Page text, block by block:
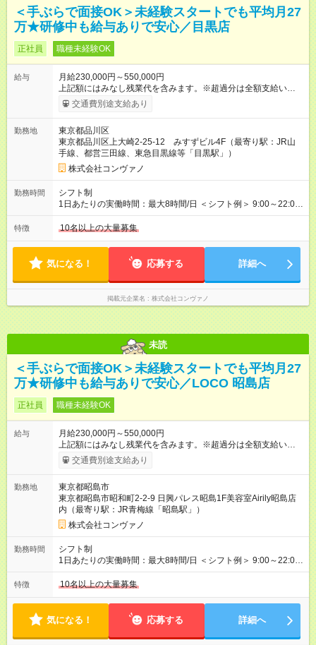
＜手ぶらで面接OK＞未経験スタートでも平均月27
万★研修中も給与ありで安心／目黒店
正社員 職種未経験OK
給与
月給230,000円～550,000円
上記額にはみなし残業代を含みます。※超過分は全額支給いたし
ます。 みなし残業代 8,940円／月 みなし残業時間 5.5時間／月
上記には、月5.5時間分のみなし残業代(8，940円)を含む。超過
円～ （期間中は契約社員） ※社内基準を満たした場合は、その
後正規登用可 【年収例】 ◆エリアマネージャー 月給25万円＋役
職手当3万円＋インセン14万5，781円＝42万5，781円 ◆店長
月給 25万円＋役職手当1万円＋インセン8万2，547円＝34万2，
547円 ◆社員(役職なし) 月給23万円＋インセン1万4701円＝24
万4，701円 ＜別途支給手当＞ ・インセンティブ：月10万円以
上も可能！ ・賞与：年2回(6月/12月)※業績による ・交通費：月
たり) ・回数：随時 ・反映時期：次月の給与から ・評価手法：
社内評価に基づく ※あなたの頑張りをしっかり評価します！で
きることが増えるほどお給料に反映される環境です。 【試用期
間】試用期間あり 試用期間の長さ：6ヶ月 ※ 雇用形態と給与
に、本採用時と異なる部分があります。 雇用形態：中途採用
（契約社員） 給与：月給 220,000円以上 上記額にはみなし残業
代 8,552円／月 みなし残業時間 5.5時間／月
交通費別途支給あり
勤務地
東京都品川区
東京都品川区上大崎2-25-12 みすずビル4F（最寄り駅：JR山
手線、都営三田線、東急目黒線等「目黒駅」）
株式会社コンヴァノ
勤務時間
シフト制
1日あたりの実働時間：最大8時間/日 ＜シフト例＞ 9:00～22:00
でのシフト制（実働8時間／休憩60分） ※残業時間は月平均で
10時間程度 ※営業時間は【平日】11：00～22：00、【土日祝】
ます。
特徴 10名以上の大量募集
気になる！ 応募する 詳細へ
掲載元企業名 株式会社コンヴァノ
未読
＜手ぶらで面接OK＞未経験スタートでも平均月27
万★研修中も給与ありで安心／LOCO 昭島店
正社員 職種未経験OK
給与
月給230,000円～550,000円
上記額にはみなし残業代を含みます。※超過分は全額支給いたし
ます。 みなし残業代 8,940円／月 みなし残業時間 5.5時間／月
上記には、月5.5時間分のみなし残業代(8，940円)を含む。超過
円～ （期間中は契約社員） ※社内基準を満たした場合は、その
後正規登用可 【年収例】 ◆エリアマネージャー 月給25万円＋役
職手当3万円＋インセン14万5，781円＝42万5，781円 ◆店長
月給 25万円＋役職手当1万円＋インセン8万2，547円＝34万2，
547円 ◆社員(役職なし) 月給23万円＋インセン1万4701円＝24
万4，701円 ＜別途支給手当＞ ・インセンティブ：月10万円以
上も可能！ ・賞与：年2回(6月/12月)※業績による ・交通費：月
たり) ・回数：随時 ・反映時期：次月の給与から ・評価手法：
社内評価に基づく ※あなたの頑張りをしっかり評価します！で
きることが増えるほどお給料に反映される環境です。 【試用期
間】試用期間あり 試用期間の長さ：6ヶ月 ※ 雇用形態と給与
に、本採用時と異なる部分があります。 雇用形態：中途採用
（契約社員） 給与：月給 220,000円以上 上記額にはみなし残業
交通費別途支給あり
勤務地
東京都昭島市
東京都昭島市昭和町2-2-9 日興パレス昭島1F美容室Airily昭島店
内（最寄り駅：JR青梅線「昭島駅」）
株式会社コンヴァノ
勤務時間
シフト制
1日あたりの実働時間：最大8時間/日 ＜シフト例＞ 9:00～22:00
でのシフト制（実働8時間／休憩60分） ※残業時間は月平均で
10時間程度 ※営業時間は【平日】11：00～22：00、【土日祝】
ます。
特徴 10名以上の大量募集
気になる！ 応募する 詳細へ